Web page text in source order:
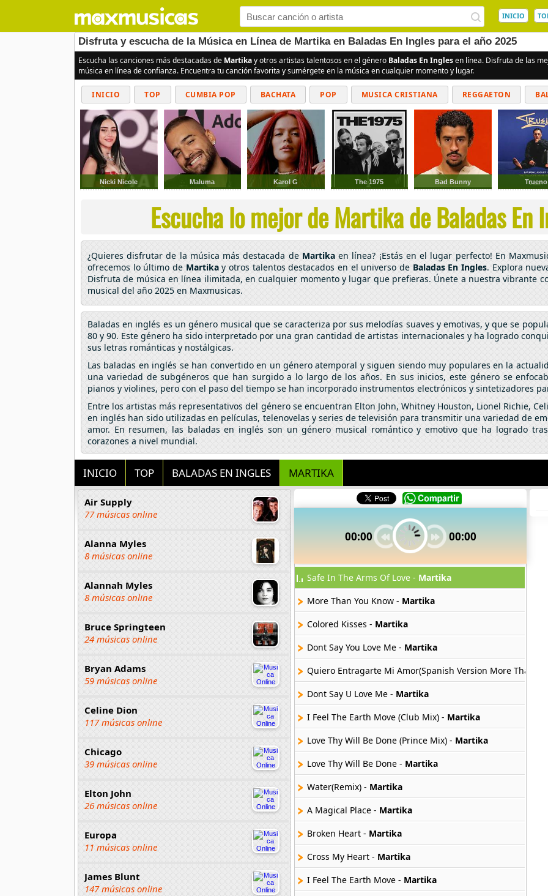
INICIO
Disfruta y escucha de la Música en Línea de Martika en Baladas En Ingles para el año 2025
Escucha las canciones más destacadas de Martikay otros artistas talentosos en el género Baladas En Inglesen línea. Disfruta de las
música en línea de confianza. Encuentra tu canción favorita y sumérgete en la música en cualquier momento y lugar.
INICIO TOP CUMBIA POP BACHATA POP MUSICA CRISTIANA REGGAETON
CUMBIAS
Nicki Nicole Maluma Karol G The 1975 Bad Bunny Trueno
Escucha lo mejor de Martika de Baladas En
¿Quieres disfrutar de la música más destacada de Martikaen línea? ¡Estás en el lugar perfecto! En
ofrecemos lo último de Martikay otros talentos destacados en el universo de Baladas En Ingles. Explora
Disfruta de música en línea ilimitada, en cualquier momento y lugar que prefieras. Únete a nuestra vibrante
musical del año 2025 en Maxmusicas.
Baladas en inglés es un género musical que se caracteriza por sus melodías suaves y emotivas, y que se
80 y 90. Este género ha sido interpretado por una gran cantidad de artistas internacionales y ha logrado
sus letras románticas y nostálgicas.
Las baladas en inglés se han convertido en un género atemporal y siguen siendo muy populares en la
una variedad de subgéneros que han surgido a lo largo de los años. En sus inicios, este género se
pianos y violines, pero con el paso del tiempo se han incorporado instrumentos electrónicos y sintetizadores
Entre los artistas más representativos del género se encuentran Elton John, Whitney Houston, Lionel Richie,
en inglés han sido utilizadas en películas, telenovelas y series de televisión para transmitir una variedad de
amor. En resumen, las baladas en inglés son un género musical romántico y emotivo que ha logrado
corazones a nivel mundial.
INICIO TOP BALADAS EN INGLES MARTIKA
Air Supply
77 músicas online
Alanna Myles
8 músicas online
Alannah Myles
8 músicas online
Bruce Springteen
24 músicas online
Bryan Adams
59 músicas online
Celine Dion
117 músicas online
Chicago
39 músicas online
Elton John
26 músicas online
Europa
11 músicas online
James Blunt
147 músicas online
00:00 00:00
Safe In The Arms Of Love - Martika
More Than You Know - Martika
Colored Kisses - Martika
Dont Say You Love Me - Martika
Quiero Entragarte Mi Amor(Spanish Version More Than
Dont Say U Love Me - Martika
I Feel The Earth Move (Club Mix) - Martika
Love Thy Will Be Done (Prince Mix) - Martika
Love Thy Will Be Done - Martika
Water(Remix) - Martika
A Magical Place - Martika
Broken Heart - Martika
Cross My Heart - Martika
I Feel The Earth Move - Martika